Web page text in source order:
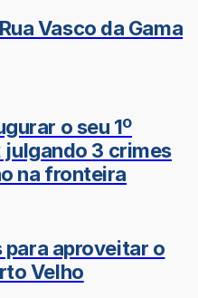
Vasco da Gama
o seu 1º
julgando 3 crimes
na fronteira
aproveitar o
Velho